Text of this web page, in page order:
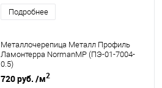
Подробнее
Металлочерепица Металл Профиль
Ламонтерра NormanMP (ПЭ-01-7004-
0.5)
720 руб. /м2